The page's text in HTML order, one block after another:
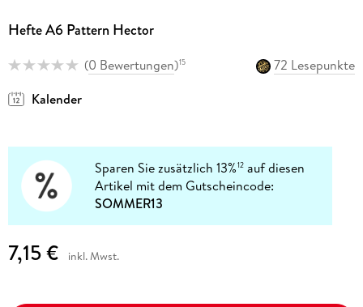
Hefte A6 Pattern Hector
(0 Bewertungen)15
72 Lesepunkte
Kalender
Sparen Sie zusätzlich 13%12 auf diesen
Artikel mit dem Gutscheincode:
SOMMER13
7,15 € inkl. Mwst.